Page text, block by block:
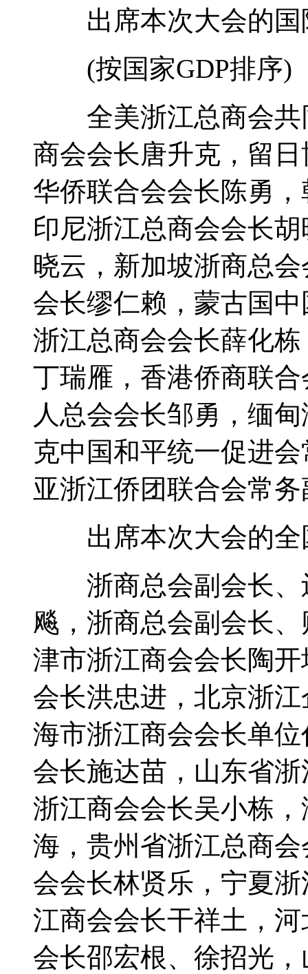
出席本次大会的国
(按国家GDP排序)
全美浙江总商会共
商会会长唐升克，留
华侨联合会会长陈勇
印尼浙江总商会会长
晓云，新加坡浙商总
会长缪仁赖，蒙古国
浙江总商会会长薛化
丁瑞雁，香港侨商联
人总会会长邹勇，缅
克中国和平统一促进
亚浙江侨团联合会常
出席本次大会的全
浙商总会副会长、
飚，浙商总会副会长
津市浙江商会会长陶
会长洪忠进，北京浙
海市浙江商会会长单
会长施达苗，山东省
浙江商会会长吴小栋
海，贵州省浙江总商
会会长林贤乐，宁夏
江商会会长干祥土，
会长邵宏根、徐招光